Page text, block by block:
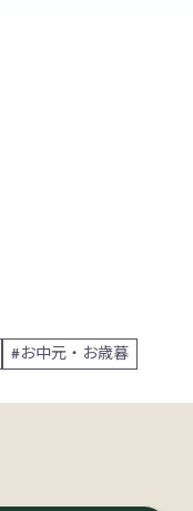
お中元・お歳暮